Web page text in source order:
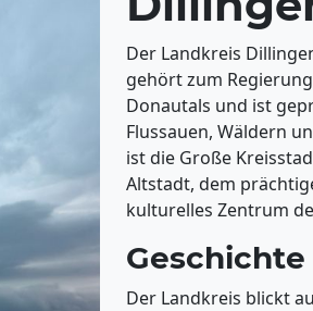
Der Landkreis
gehört zum
Donautals und ist
Flussauen, Wäldern
ist die Große
Altstadt, dem
kulturelles Zentrum
Der Landkreis blickt